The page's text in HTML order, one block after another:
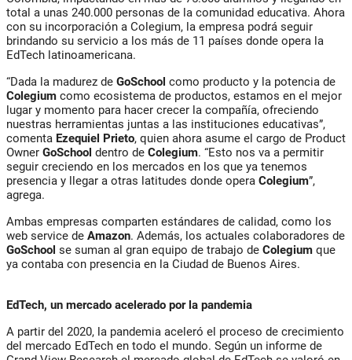
total a unas 240.000 personas de la comunidad educativa. Ahora
con su incorporación a Colegium, la empresa podrá seguir
brindando su servicio a los más de 11 países donde opera la
EdTech latinoamericana.
“Dada la madurez de GoSchool como producto y la potencia de
Colegium como ecosistema de productos, estamos en el mejor
lugar y momento para hacer crecer la compañía, ofreciendo
nuestras herramientas juntas a las instituciones educativas”,
comenta Ezequiel Prieto, quien ahora asume el cargo de Product
Owner GoSchool dentro de Colegium. “Esto nos va a permitir
seguir creciendo en los mercados en los que ya tenemos
presencia y llegar a otras latitudes donde opera Colegium”,
agrega.
Ambas empresas comparten estándares de calidad, como los
web service de Amazon. Además, los actuales colaboradores de
GoSchool se suman al gran equipo de trabajo de Colegium que
ya contaba con presencia en la Ciudad de Buenos Aires.
EdTech, un mercado acelerado por la pandemia
A partir del 2020, la pandemia aceleró el proceso de crecimiento
del mercado EdTech en todo el mundo. Según un informe de